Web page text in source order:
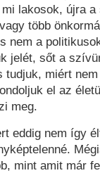
lakosok, újra a
több
nem a
jelét, sőt a
tudjuk, miért
el az
meg.
eddig nem így
mint amit már